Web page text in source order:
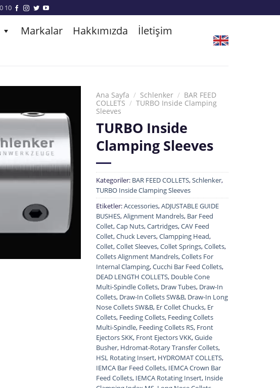
10
Markalar Hakkımızda İletişim
Ana Sayfa / Schlenker / BAR FEED
COLLETS / TURBO Inside Clamping
Sleeves
TURBO Inside
Clamping Sleeves
Kategoriler: BAR FEED COLLETS,Schlenker,
TURBO Inside Clamping Sleeves
Etiketler:Accessories,ADJUSTABLE GUIDE
BUSHES,Alignment Mandrels, Bar Feed
Collet,Cap Nuts,Cartridges,CAV Feed
Collet,Chuck Levers,Clampping Head,
Collet,Collet Sleeves,Collet Springs,Collets,
Collets Alignment Mandrels,Collets For
Internal Clamping,Cucchi Bar Feed Collets,
DEAD LENGTH COLLETS, Double Cone
Multi-Spindle Collets, Draw Tubes, Draw-In
Collets, Draw-In Collets SW&B, Draw-In Long
Nose Collets SW&B, Er Collet Chucks, Er
Collets, Feeding Collets, Feeding Collets
Multi-Spindle, Feeding Collets RS, Front
Ejectors SKK, Front Ejectors VKK,Guide
Busher, Hdromat-Rotary Transfer Collets,
HSL Rotating Insert, HYDROMAT COLLETS,
IEMCA Bar Feed Collets, IEMCA Crown Bar
Feed Collets, IEMCA Rotating Insert, Inside